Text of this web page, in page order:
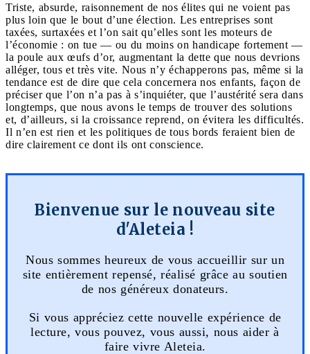
Triste, absurde, raisonnement de nos élites qui ne voient pas
plus loin que le bout d’une élection. Les entreprises sont
taxées, surtaxées et l’on sait qu’elles sont les moteurs de
l’économie : on tue — ou du moins on handicape fortement —
la poule aux œufs d’or, augmentant la dette que nous devrions
alléger, tous et très vite. Nous n’y échapperons pas, même si la
tendance est de dire que cela concernera nos enfants, façon de
préciser que l’on n’a pas à s’inquiéter, que l’austérité sera dans
longtemps, que nous avons le temps de trouver des solutions
et, d’ailleurs, si la croissance reprend, on évitera les difficultés.
Il n’en est rien et les politiques de tous bords feraient bien de
dire clairement ce dont ils ont conscience.
Bienvenue sur le nouveau site
d'Aleteia !
Nous sommes heureux de vous accueillir sur un
site entièrement repensé, réalisé grâce au soutien
de nos généreux donateurs.
Si vous appréciez cette nouvelle expérience de
lecture, vous pouvez, vous aussi, nous aider à
faire vivre Aleteia.